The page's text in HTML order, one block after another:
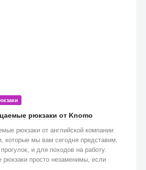
рюкзаки от Knomo
рюкзаки от английской компании
которые мы вам сегодня представим,
и для походов на работу.
рюкзаки просто незаменимы, если